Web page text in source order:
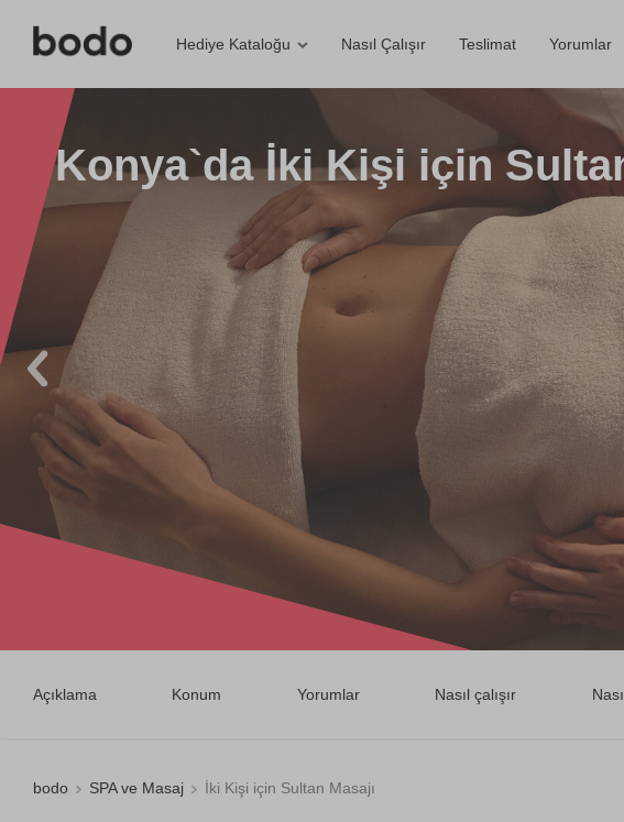
Hediye Kataloğu Nasıl Çalışır Teslimat Yorumlar
Konya`da İki Kişi için
Açıklama Konum Yorumlar Nasıl çalışır
bodo SPA ve Masaj İki Kişi için Sultan Masajı